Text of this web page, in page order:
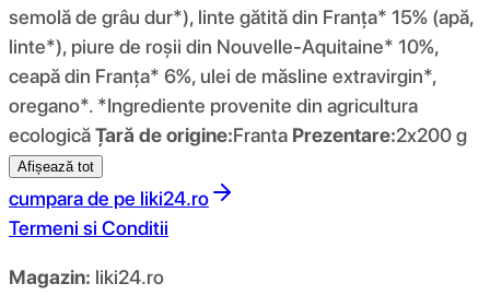
semolă de grâu dur*), linte gătită din Franța* 15% (apă,
linte*), piure de roșii din Nouvelle-Aquitaine* 10%,
ceapă din Franța* 6%, ulei de măsline extravirgin*,
oregano*. *Ingrediente provenite din agricultura
ecologicăȚară de origine:Franta Prezentare:2x200 g
Afișează tot
cumpara de pe liki24.ro
Termeni si Conditii
Magazin: liki24.ro